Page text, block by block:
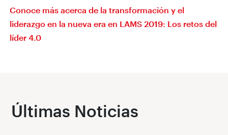
Conoce más acerca de la transformación y el
liderazgo en la nueva era en LAMS 2019: Los retos del
líder 4.0
Últimas Noticias